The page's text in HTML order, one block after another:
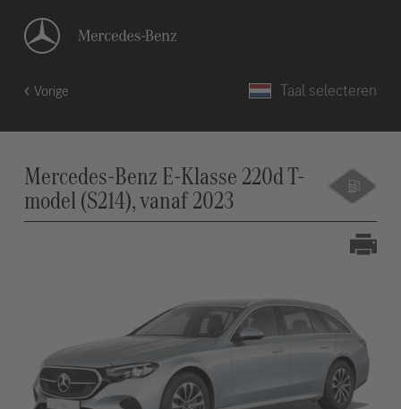
Vorige Taal selecteren
Mercedes-Benz E-Klasse 220d T-
model (S214), vanaf 2023